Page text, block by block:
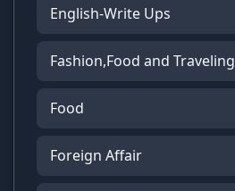
English-Write Ups
Fashion,Food and Traveling
Food
Foreign Affair